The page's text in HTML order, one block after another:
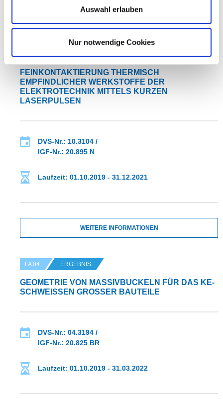
Auswahl erlauben
Nur notwendige Cookies
FEINKONTAKTIERUNG THERMISCH
EMPFINDLICHER WERKSTOFFE DER
ELEKTROTECHNIK MITTELS KURZEN
LASERPULSEN
DVS-Nr.: 10.3104 /
IGF-Nr.: 20.895 N
Laufzeit: 01.10.2019 - 31.12.2021
WEITERE INFORMATIONEN
FA 04 ERGEBNIS
GEOMETRIE VON MASSIVBUCKELN FÜR DAS KE-
SCHWEISSEN GROSSER BAUTEILE
DVS-Nr.: 04.3194 /
IGF-Nr.: 20.825 BR
Laufzeit: 01.10.2019 - 31.03.2022